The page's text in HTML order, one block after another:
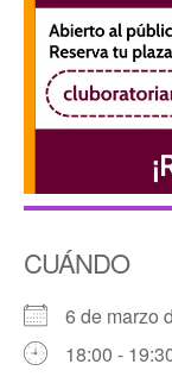
CUÁNDO
6 de marzo
18:00 -